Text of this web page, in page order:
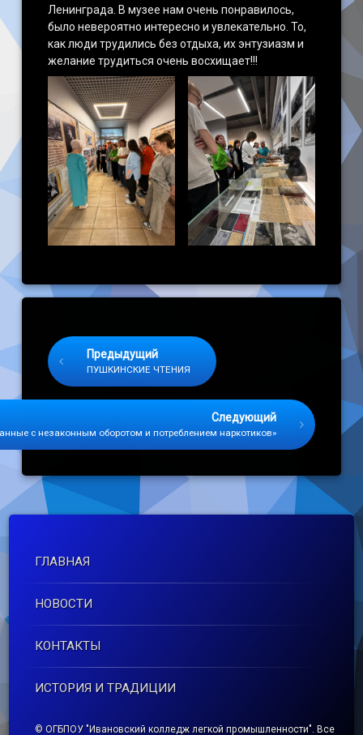
Ленинграда. В музее нам очень понравилось,
было невероятно интересно и увлекательно. То,
как люди трудились без отдыха, их энтузиазм и
желание трудиться очень восхищает!!!
Предыдущий
ПУШКИНСКИЕ ЧТЕНИЯ
Следующий
с незаконным оборотом и потреблением наркотиков»
ГЛАВНАЯ
НОВОСТИ
КОНТАКТЫ
ИСТОРИЯ И ТРАДИЦИИ
© ОГБПОУ "Ивановский колледж легкой промышленности". Все